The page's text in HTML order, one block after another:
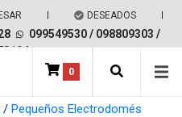
| DESEADOS |
099549530/ 098809303 /
0
/ Pequeños Electrodomés